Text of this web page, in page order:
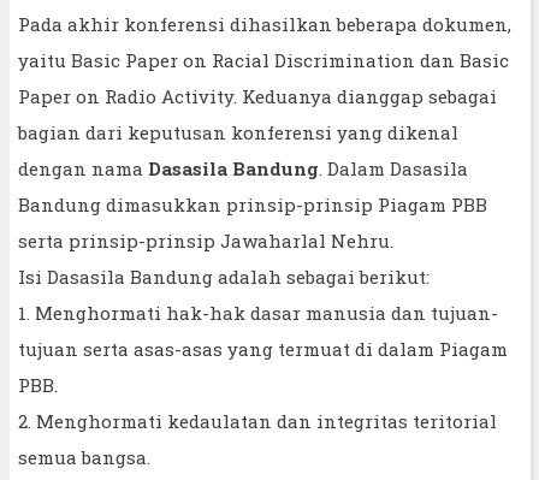
Pada akhir konferensi dihasilkan beberapa dokumen,
yaitu Basic Paper on Racial Discrimination dan Basic
Paper on Radio Activity. Keduanya dianggap sebagai
bagian dari keputusan konferensi yang dikenal
dengan nama Dasasila Bandung. Dalam Dasasila
Bandung dimasukkan prinsip-prinsip Piagam PBB
serta prinsip-prinsip Jawaharlal Nehru.
Isi Dasasila Bandung adalah sebagai berikut:
1. Menghormati hak-hak dasar manusia dan tujuan-
tujuan serta asas-asas yang termuat di dalam Piagam
PBB.
2. Menghormati kedaulatan dan integritas teritorial
semua bangsa.